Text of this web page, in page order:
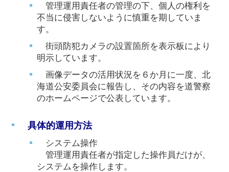
管理運用責任者の管理の下、個人の権利を
不当に侵害しないように慎重を期していま
す。
街頭防犯カメラの設置箇所を表示板により
明示しています。
画像データの活用状況を６か月に一度、北
海道公安委員会に報告し、その内容を道警察
のホームページで公表しています。
具体的運用方法
システム操作
管理運用責任者が指定した操作員だけが、
システムを操作します。